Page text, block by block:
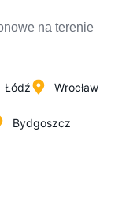
na terenie
Łódź Wrocław
Bydgoszcz